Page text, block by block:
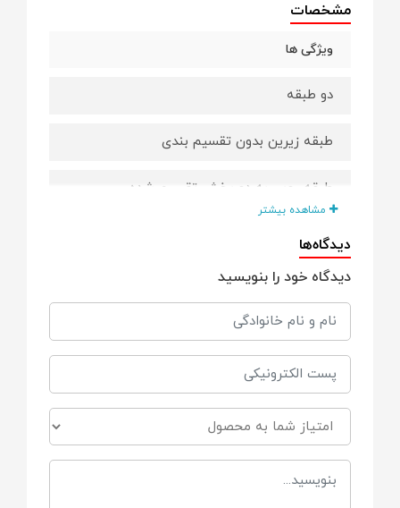
مشخصات
ویژگی ها
دو طبقه
طبقه زیرین بدون تقسیم بندی
طبقه رویی به دو بخش تقسیم شده
به همراه یک عدد قاشق
leak proof و بدون نشتی
قابل استفاده در ماکروویو
قابل استفاده در ماشین ظرفشویی
قابل استفاده در فریزر
مشاهده بیشتر
دیدگاه‌ها
دیدگاه خود را بنویسید